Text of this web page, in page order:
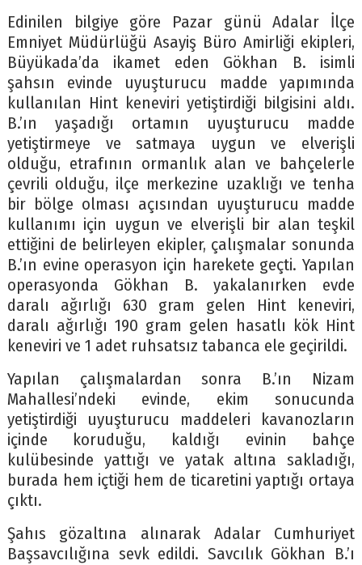
Edinilen bilgiye göre Pazar günü Adalar İlçe
Emniyet Müdürlüğü Asayiş Büro Amirliği ekipleri,
Büyükada’da ikamet eden Gökhan B. isimli
şahsın evinde uyuşturucu madde yapımında
kullanılan Hint keneviri yetiştirdiği bilgisini aldı.
B.’ın yaşadığı ortamın uyuşturucu madde
yetiştirmeye ve satmaya uygun ve elverişli
olduğu, etrafının ormanlık alan ve bahçelerle
çevrili olduğu, ilçe merkezine uzaklığı ve tenha
bir bölge olması açısından uyuşturucu madde
kullanımı için uygun ve elverişli bir alan teşkil
ettiğini de belirleyen ekipler, çalışmalar sonunda
B.’ın evine operasyon için harekete geçti. Yapılan
operasyonda Gökhan B. yakalanırken evde
daralı ağırlığı 630 gram gelen Hint keneviri,
daralı ağırlığı 190 gram gelen hasatlı kök Hint
keneviri ve 1 adet ruhsatsız tabanca ele geçirildi.
Yapılan çalışmalardan sonra B.’ın Nizam
Mahallesi’ndeki evinde, ekim sonucunda
yetiştirdiği uyuşturucu maddeleri kavanozların
içinde koruduğu, kaldığı evinin bahçe
kulübesinde yattığı ve yatak altına sakladığı,
burada hem içtiği hem de ticaretini yaptığı ortaya
çıktı.
Şahıs gözaltına alınarak Adalar Cumhuriyet
Başsavcılığına sevk edildi. Savcılık Gökhan B.’ı